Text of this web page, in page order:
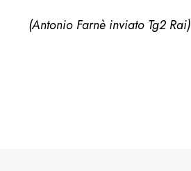
(Antonio Farnè inviato Tg2 Rai)